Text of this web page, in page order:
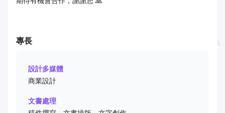
專長
設計多媒體
商業設計
文書處理